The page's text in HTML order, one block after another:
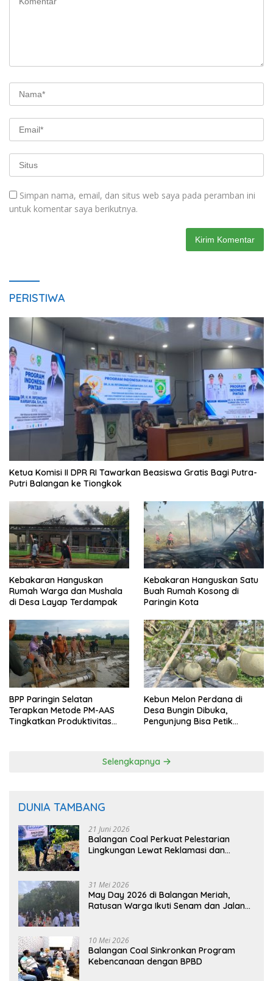
Simpan nama, email, dan situs web saya pada peramban ini
untuk komentar saya berikutnya.
PERISTIWA
Ketua Komisi II DPR RI Tawarkan Beasiswa Gratis Bagi Putra-
Putri Balangan ke Tiongkok
Kebakaran Hanguskan
Rumah Warga dan Mushala
di Desa Layap Terdampak
Kebakaran Hanguskan Satu
Buah Rumah Kosong di
Paringin Kota
BPP Paringin Selatan
Terapkan Metode PM-AAS
Tingkatkan Produktivitas
Kebun Melon Perdana di
Desa Bungin Dibuka,
Pengunjung Bisa Petik
Selengkapnya
DUNIA TAMBANG
21 Juni 2026
Balangan Coal Perkuat Pelestarian
Lingkungan Lewat Reklamasi dan
31 Mei 2026
May Day 2026 di Balangan Meriah,
Ratusan Warga Ikuti Senam dan Jalan
10 Mei 2026
Balangan Coal Sinkronkan Program
Kebencanaan dengan BPBD